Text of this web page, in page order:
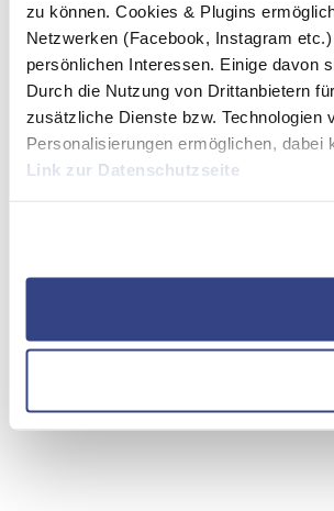
zu können. Cookies & Plugins
Netzwerken (Facebook, Instagram
persönlichen Interessen. Einige davon
Durch die Nutzung von Drittanbietern
zusätzliche Dienste bzw. Technologien
Personalisierungen ermöglichen,
Link zur Datenschutzseite